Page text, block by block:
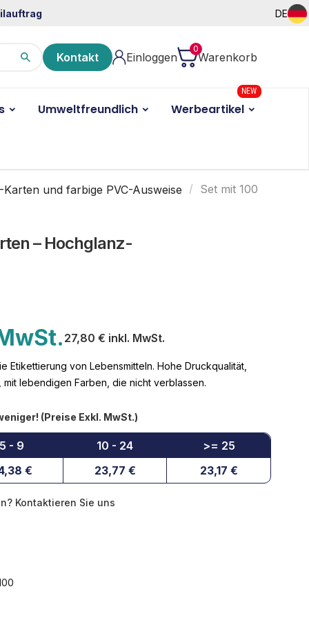
DE
Kontakt Einloggen
0
Warenkorb
Umweltfreundlich Werbeartikel
NEW
Karten und farbige PVC-Ausweise
Set mit 100
– Hochglanz-
27,80 € inkl. MwSt.
Etikettierung von Lebensmitteln. Hohe Druckqualität,
lebendigen Farben, die nicht verblassen.
(Preise Exkl. MwSt.)
5 - 9
€
10 - 24
23,77 €
>= 25
23,17 €
Kontaktieren Sie uns